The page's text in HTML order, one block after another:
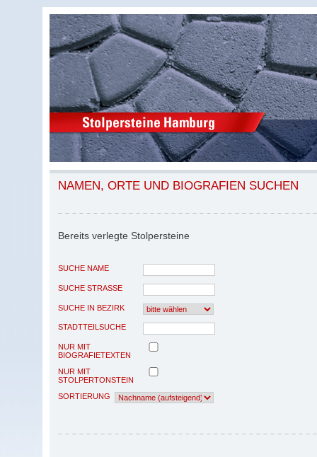
NAMEN, ORTE UND BIOGRAFIEN SUCHEN
Bereits verlegte Stolpersteine
SUCHE NAME
SUCHE STRASSE
SUCHE IN BEZIRK
STADTTEILSUCHE
NUR MIT
BIOGRAFIETEXTEN
NUR MIT
STOLPERTONSTEIN
SORTIERUNG